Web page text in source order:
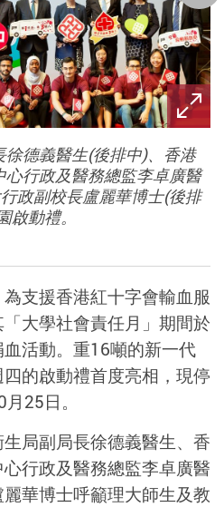
徐德義醫生(後排中)、香港
行政及醫務總監李卓廣醫
政副校長盧麗華博士(後排
動禮。
支援香港紅十字會輸血服
大學社會責任月」期間於
活動。重16噸的新一代
的啟動禮首度亮相，現停
25日。
局副局長徐德義醫生、香
行政及醫務總監李卓廣醫
華博士呼籲理大師生及教